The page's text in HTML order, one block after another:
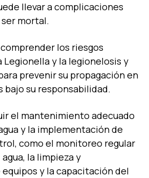
llevar a complicaciones
mortal.
los riesgos
Legionella y la legionelosis y
prevenir su propagación en
bajo su responsabilidad.
el mantenimiento adecuado
y la implementación de
como el monitoreo regular
la limpieza y
y la capacitación del